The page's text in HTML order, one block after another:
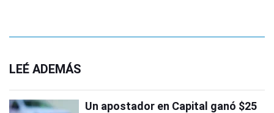
LEÉ ADEMÁS
Un apostador en Capital ganó $25